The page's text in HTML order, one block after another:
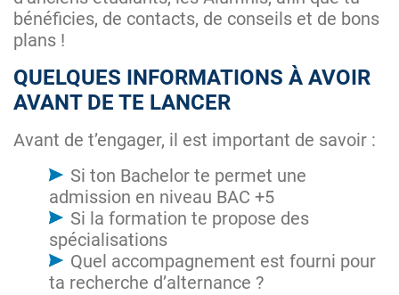
bénéficies, de contacts, de conseils et de bons
plans !
QUELQUES INFORMATIONS À AVOIR
AVANT DE TE LANCER
Avant de t’engager, il est important de savoir :
Si ton Bachelor te permet une
admission en niveau BAC +5
Si la formation te propose des
spécialisations
Quel accompagnement est fourni pour
ta recherche d’alternance ?